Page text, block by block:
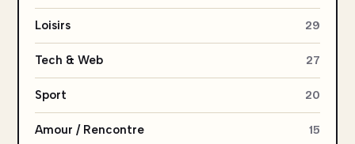
Loisirs 29
Tech & Web 27
Sport 20
Amour / Rencontre 15